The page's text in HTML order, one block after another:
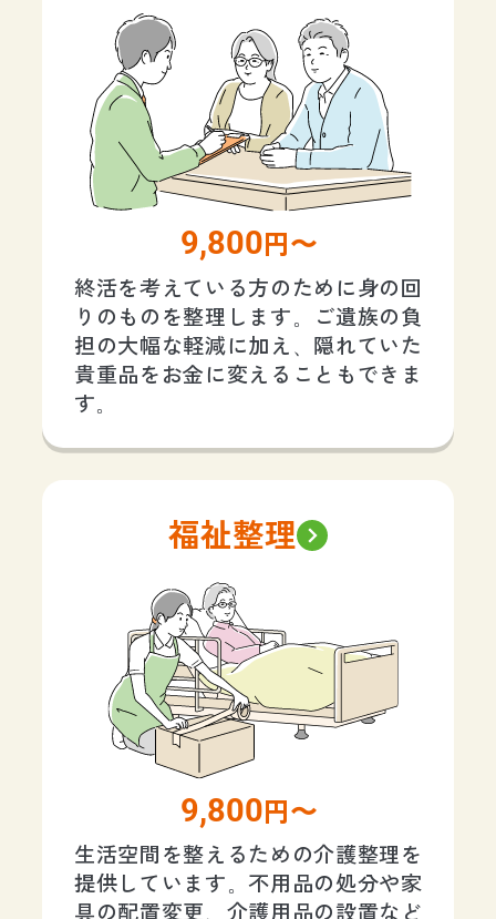
9,800 円〜
終活を考えている方のために身の回
りのものを整理します。ご遺族の負
担の大幅な軽減に加え、隠れていた
貴重品をお金に変えることもできま
す。
福祉整理
9,800 円〜
生活空間を整えるための介護整理を
提供しています。不用品の処分や家
具の配置変更、介護用品の設置など